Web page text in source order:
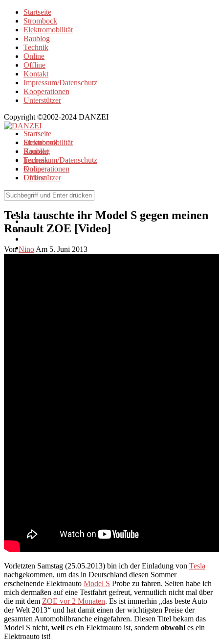
Startseite
Strombock
Elektromobilität
Baublog
Technik
Online
Offline
Kontakt
Impressum/Datenschutz
Kooperationen
Unterstützer
Copyright ©2002-2024 DANZEI
Startseite
Strombock
Kontakt
Impressum/Datenschutz
Kooperationen
Unterstützer
Elektromobilität
Baublog
Technik
Online
Offline
Elektromobilität
Tesla tauschte ihr Model S gegen meinen
Renault ZOE [Video]
VonNino Am 5. Juni 2013
Vorletzten Samstag (25.05.2013) bin ich der Einladung von Tesla
nachgekommen, um das in Deutschland diesen Sommer
erscheinende Elektroauto Model S Probe zu fahren. Selten habe ich
mich dermaßen auf eine Testfahrt gefreut, vermutlich nicht mal über
die mit dem ZOE vor 2 Monaten. Es ist immerhin „das beste Auto
der Welt 2013“ und hat damit einen der wichtigsten Preise der
gesamten Automobilbranche eingefahren. Diesen Titel bekam das
Model S nicht, weil es ein Elektroauto ist, sondern obwohl es ein
Elektroauto ist!